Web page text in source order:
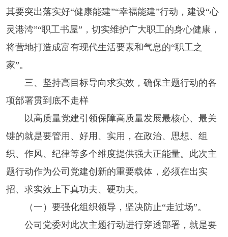
其要突出落实好“健康能建”“幸福能建”行动，建设“心
灵港湾”“职工书屋”，切实维护广大职工的身心健康，
将营地打造成富有现代生活要素和气息的“职工之
家”。
三、坚持高目标导向求实效，确保主题行动的各
项部署贯到底不走样
以高质量党建引领保障高质量发展最核心、最关
键的就是要管用、好用、实用，在政治、思想、组
织、作风、纪律等多个维度提供强大正能量。此次主
题行动作为公司党建创新的重要载体，必须在出实
招、求实效上下真功夫、硬功夫。
（一）要强化组织领导，坚决防止“走过场”。
公司党委对此次主题行动进行穿透部署，就是要